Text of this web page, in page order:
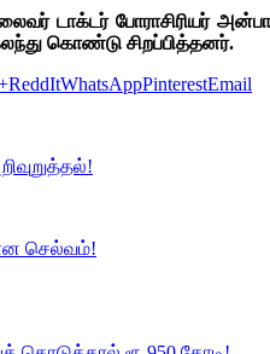
டாக்டர் போராசிரியர்
கொண்டு சிறப்பித்தனர்.
ReddItWhatsAppPinterestEmail
செல்வம்!